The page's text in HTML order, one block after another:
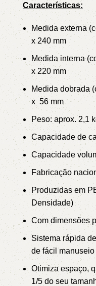
Características:
Medida externa
x 240 mm
Medida interna
x 220 mm
Medida dobrada
x 56 mm
Peso: aprox. 2,1
Capacidade de
Capacidade
Fabricação
Produzidas em
Densidade)
Com dimensões
Sistema rápida
de fácil manuseio
Otimiza espaço,
1/5 do seu